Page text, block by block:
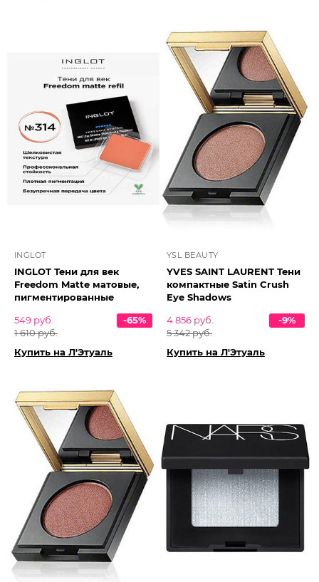
INGLOT
INGLOT Тени для век
Freedom Matte матовые,
пигментированные
549 руб.
1 610 руб.
-65%
Купить на Л'Этуаль
YSL BEAUTY
YVES SAINT LAURENT Тени
компактные Satin Crush
Eye Shadows
4 856 руб.
5 342 руб.
-9%
Купить на Л'Этуаль